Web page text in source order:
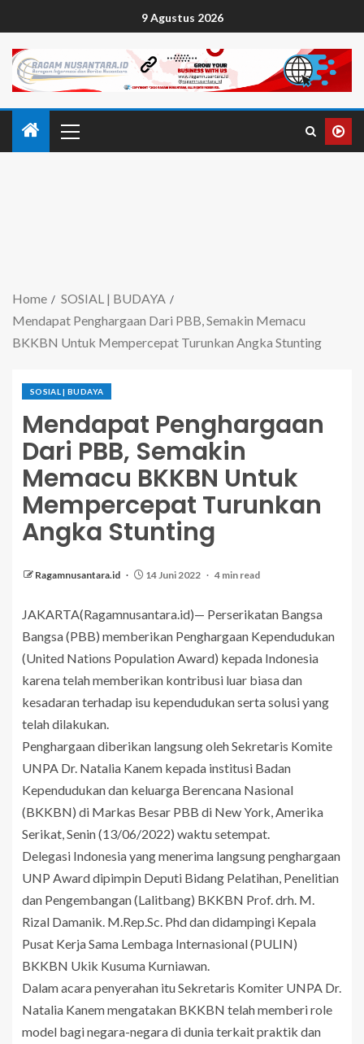
9 Agustus 2026
Home
SOSIAL | BUDAYA
Mendapat Penghargaan Dari PBB, Semakin Memacu
BKKBN Untuk Mempercepat Turunkan Angka Stunting
SOSIAL | BUDAYA
Mendapat Penghargaan
Dari PBB, Semakin
Memacu BKKBN Untuk
Mempercepat Turunkan
Angka Stunting
Ragamnusantara.id 14 Juni 2022 4 min read
JAKARTA(Ragamnusantara.id)— Perserikatan Bangsa
Bangsa (PBB) memberikan Penghargaan Kependudukan
(United Nations Population Award) kepada Indonesia
karena telah memberikan kontribusi luar biasa dan
kesadaran terhadap isu kependudukan serta solusi yang
telah dilakukan.
Penghargaan diberikan langsung oleh Sekretaris Komite
UNPA Dr. Natalia Kanem kepada institusi Badan
Kependudukan dan keluarga Berencana Nasional
(BKKBN) di Markas Besar PBB di New York, Amerika
Serikat, Senin (13/06/2022) waktu setempat.
Delegasi Indonesia yang menerima langsung penghargaan
UNP Award dipimpin Deputi Bidang Pelatihan, Penelitian
dan Pengembangan (Lalitbang) BKKBN Prof. drh. M.
Rizal Damanik. M.Rep.Sc. Phd dan didampingi Kepala
Pusat Kerja Sama Lembaga Internasional (PULIN)
BKKBN Ukik Kusuma Kurniawan.
Dalam acara penyerahan itu Sekretaris Komiter UNPA Dr.
Natalia Kanem mengatakan BKKBN telah memberi role
model bagi negara-negara di dunia terkait praktik dan